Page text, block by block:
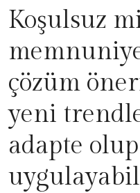
Koşulsuz
çözüm
yeni
adapte olup